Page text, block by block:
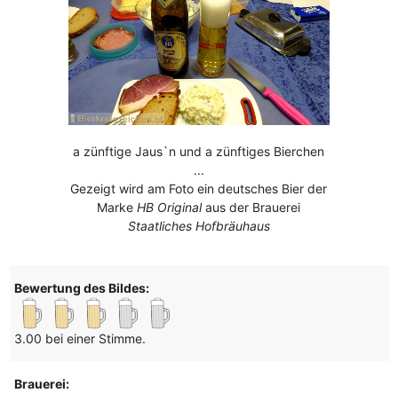
a zünftige Jaus`n und a zünftiges Bierchen
...
Gezeigt wird am Foto ein deutsches Bier der
MarkeHB Originalaus der Brauerei
Staatliches Hofbräuhaus
Bewertung des Bildes:
3.00 bei einer Stimme.
Brauerei: